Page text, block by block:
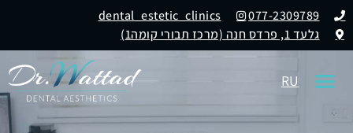
077-2309789
dental_estetic_clinics
גלעד 1, פרדס חנה (מרכז תבורי קומה1)
RU